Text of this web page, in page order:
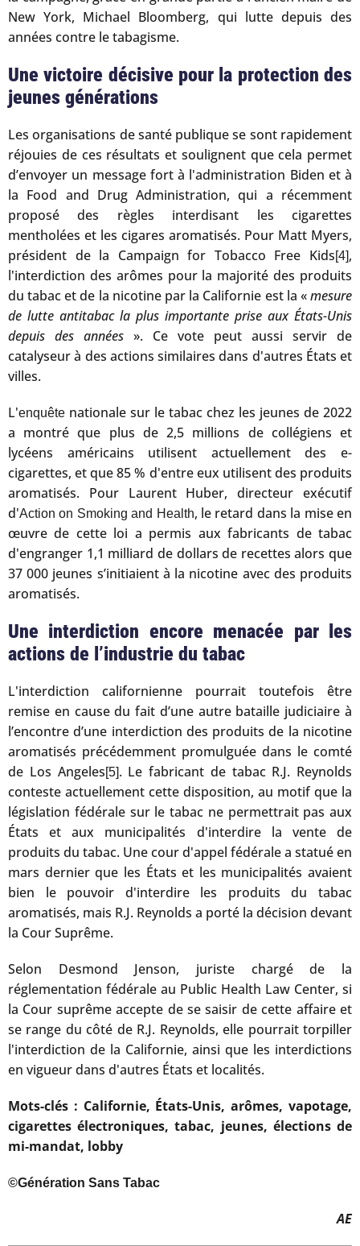
New York, Michael Bloomberg, qui lutte depuis des
années contre le tabagisme.
Une victoire décisive pour la protection des
jeunes générations
Les organisations de santé publique se sont rapidement
réjouies de ces résultats et soulignent que cela permet
d’envoyer un message fort à l'administration Biden et à
la Food and Drug Administration, qui a récemment
proposé des règles interdisant les cigarettes
mentholées et les cigares aromatisés. Pour Matt Myers,
président de la Campaign for Tobacco Free Kids[4],
l'interdiction des arômes pour la majorité des produits
du tabac et de la nicotine par la Californie est la «mesure
de lutte antitabac la plus importante prise aux États-Unis
depuis des années ». Ce vote peut aussi servir de
catalyseur à des actions similaires dans d'autres États et
villes.
L'enquête nationale sur le tabac chez les jeunes de 2022
a montré que plus de 2,5 millions de collégiens et
lycéens américains utilisent actuellement des e-
cigarettes, et que 85 % d'entre eux utilisent des produits
aromatisés. Pour Laurent Huber, directeur exécutif
d'Action on Smoking and Health, le retard dans la mise en
œuvre de cette loi a permis aux fabricants de tabac
d'engranger 1,1 milliard de dollars de recettes alors que
37 000 jeunes s’initiaient à la nicotine avec des produits
aromatisés.
Une interdiction encore menacée par les
actions de l’industrie du tabac
L'interdiction californienne pourrait toutefois être
remise en cause du fait d’une autre bataille judiciaire à
l’encontre d’une interdiction des produits de la nicotine
aromatisés précédemment promulguée dans le comté
de Los Angeles[5]. Le fabricant de tabac R.J. Reynolds
conteste actuellement cette disposition, au motif que la
législation fédérale sur le tabac ne permettrait pas aux
États et aux municipalités d'interdire la vente de
produits du tabac. Une cour d'appel fédérale a statué en
mars dernier que les États et les municipalités avaient
bien le pouvoir d'interdire les produits du tabac
aromatisés, mais R.J. Reynolds a porté la décision devant
la Cour Suprême.
Selon Desmond Jenson, juriste chargé de la
réglementation fédérale au Public Health Law Center, si
la Cour suprême accepte de se saisir de cette affaire et
se range du côté de R.J. Reynolds, elle pourrait torpiller
l'interdiction de la Californie, ainsi que les interdictions
en vigueur dans d'autres États et localités.
Mots-clés : Californie, États-Unis, arômes, vapotage,
cigarettes électroniques, tabac, jeunes, élections de
mi-mandat, lobby
©Génération Sans Tabac
AE